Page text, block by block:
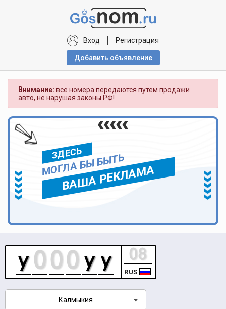
Вход Регистрация
Добавить объявлениe
Внимание: все номера передаются путем продажи
авто, не нарушая законы РФ!
ЗДЕСЬ
МОГЛА БЫ БЫТЬ
ВАША РЕКЛАМА
RUS
Калмыкия